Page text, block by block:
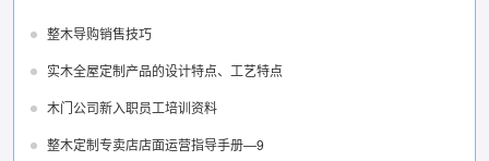
整木导购销售技巧
实木全屋定制产品的设计特点、工艺特点
木门公司新入职员工培训资料
整木定制专卖店店面运营指导手册—9